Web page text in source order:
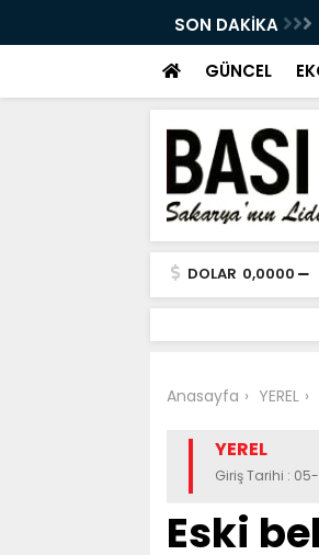
SON DAKİKA
Doğal Gaz Sızıntısı Paniğe
GÜNCEL
DOLAR 0,0000
Anasayfa YEREL
YEREL
Giriş Tarihi :
Eski